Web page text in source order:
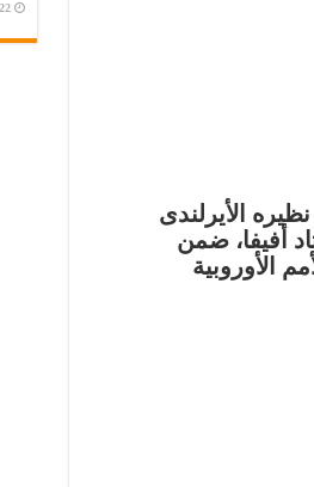
الأيرلندى
أفيفا، ضمن
الأوروبية
‏22 ساعة مضت